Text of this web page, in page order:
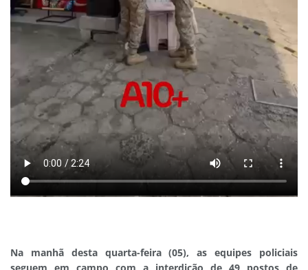
Na manhã desta quarta-feira (05), as equipes policiais